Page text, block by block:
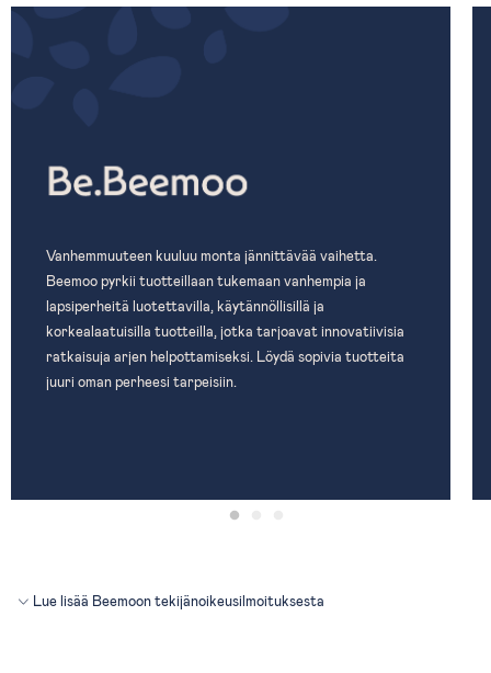
Vanhemmuuteen kuuluu monta jännittävää vaihetta.
Beemoo pyrkii tuotteillaan tukemaan vanhempia ja
lapsiperheitä luotettavilla, käytännöllisillä ja
korkealaatuisilla tuotteilla, jotka tarjoavat innovatiivisia
ratkaisuja arjen helpottamiseksi. Löydä sopivia tuotteita
juuri oman perheesi tarpeisiin.
Lue lisää Beemoon tekijänoikeusilmoituksesta